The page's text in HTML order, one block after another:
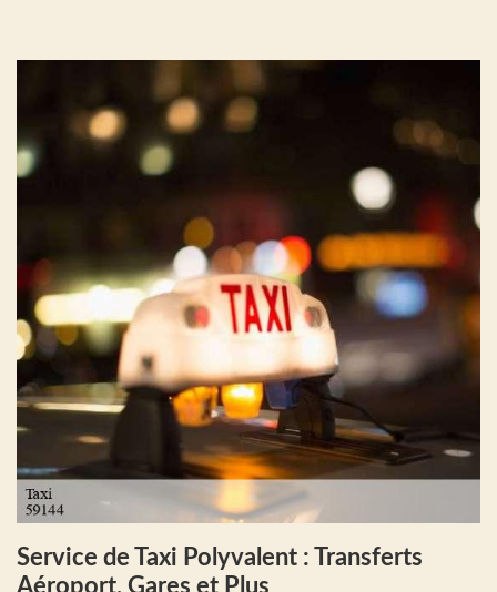
Service de Taxi Polyvalent : Transferts
Aéroport, Gares et Plus